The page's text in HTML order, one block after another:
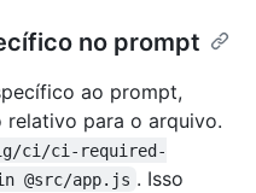
no prompt
ao prompt,
relativo para o arquivo.
ci/ci-required-
@src/app.js . Isso